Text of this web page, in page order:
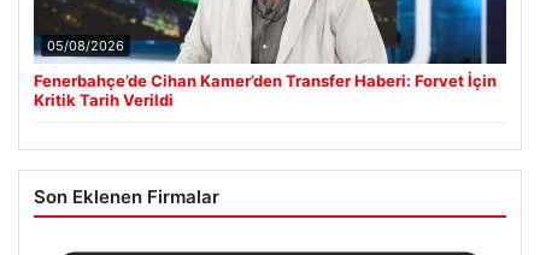
05/08/2026
Fenerbahçe’de Cihan Kamer’den Transfer Haberi: Forvet İçin
Kritik Tarih Verildi
Son Eklenen Firmalar